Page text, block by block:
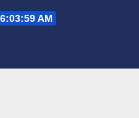
6:04:00 AM